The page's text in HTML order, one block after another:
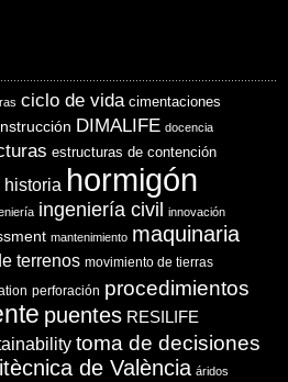
ciclo de vida cimentaciones
DIMALIFE docencia
estructuras de contención
historia hormigón
ingeniería civil innovación
mantenimiento maquinaria
terrenos movimiento de tierras
perforación procedimientos
puentes RESILIFE
toma de decisiones
de València áridos